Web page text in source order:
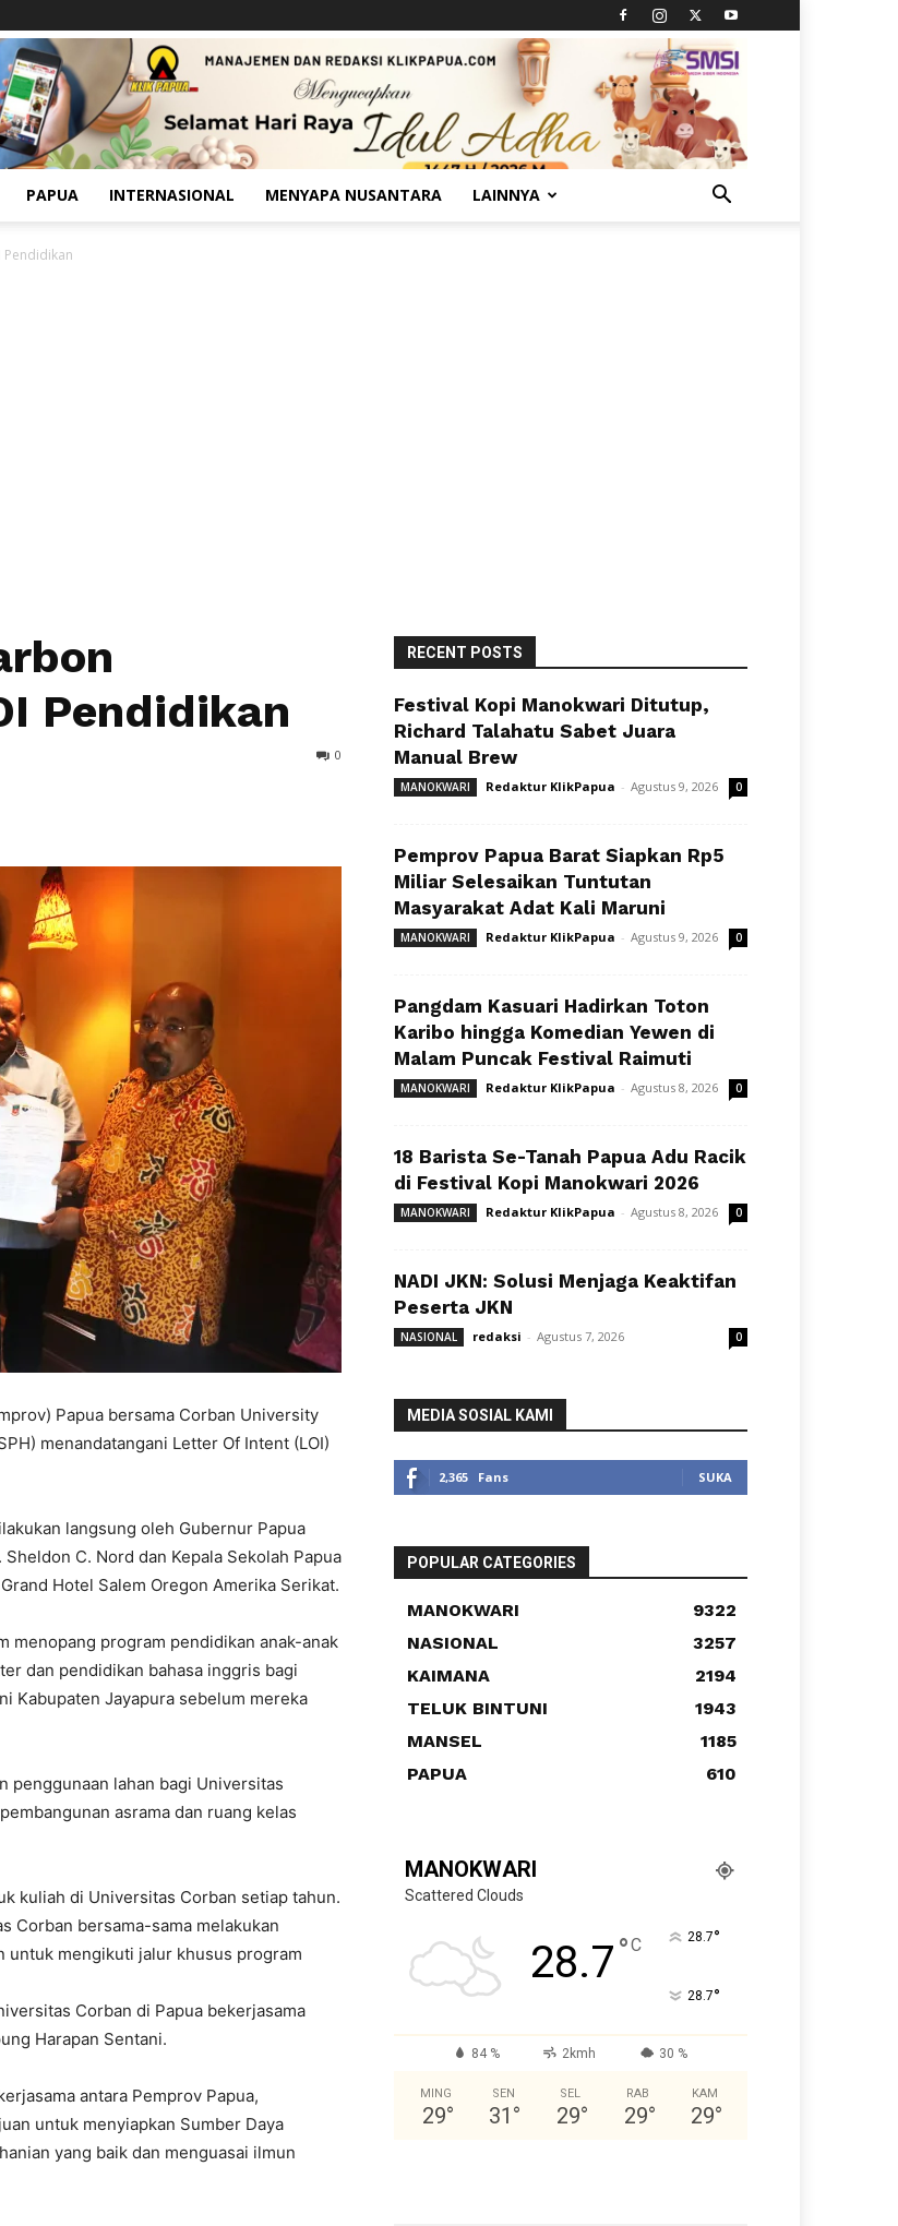
PAPUA INTERNASIONAL MENYAPA NUSANTARA LAINNYA
Pendidikan
Pendidikan
0
Papua bersama Corban University
menandatangani Letter Of Intent (LOI)
langsung oleh Gubernur Papua
C. Nord dan Kepala Sekolah Papua
Hotel Salem Oregon Amerika Serikat.
menopang program pendidikan anak-anak
dan pendidikan bahasa inggris bagi
Kabupaten Jayapura sebelum mereka
penggunaan lahan bagi Universitas
asrama dan ruang kelas
kuliah di Universitas Corban setiap tahun.
Corban bersama-sama melakukan
untuk mengikuti jalur khusus program
Corban di Papua bekerjasama
Harapan Sentani.
antara Pemprov Papua,
untuk menyiapkan Sumber Daya
yang baik dan menguasai ilmun
RECENT POSTS
Festival Kopi Manokwari Ditutup,
Richard Talahatu Sabet Juara
Manual Brew
MANOKWARI Redaktur KlikPapua - Agustus 9, 2026 0
Pemprov Papua Barat Siapkan Rp5
Miliar Selesaikan Tuntutan
Masyarakat Adat Kali Maruni
MANOKWARI Redaktur KlikPapua - Agustus 9, 2026 0
Pangdam Kasuari Hadirkan Toton
Karibo hingga Komedian Yewen di
Malam Puncak Festival Raimuti
MANOKWARI Redaktur KlikPapua - Agustus 8, 2026 0
18 Barista Se-Tanah Papua Adu Racik
di Festival Kopi Manokwari 2026
MANOKWARI Redaktur KlikPapua - Agustus 8, 2026 0
NADI JKN: Solusi Menjaga Keaktifan
Peserta JKN
NASIONAL redaksi - Agustus 7, 2026 0
MEDIA SOSIAL KAMI
2,365 Fans SUKA
POPULAR CATEGORIES
MANOKWARI
9322
NASIONAL
3257
KAIMANA
2194
TELUK BINTUNI
1943
MANSEL
1185
PAPUA
610
MANOKWARI
Scattered Clouds
28.7°C 28.7°
28.7°
84 % 2kmh 30 %
MING
29°
SEN
31 °
SEL
29°
RAB
29°
KAM
29°